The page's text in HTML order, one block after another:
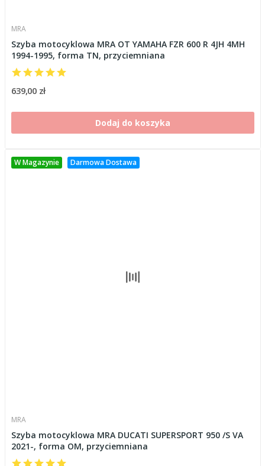
MRA
Szyba motocyklowa MRA OT YAMAHA FZR 600 R 4JH 4MH
1994-1995, forma TN, przyciemniana
639,00 zł
Dodaj do koszyka
W Magazynie Darmowa Dostawa
MRA
Szyba motocyklowa MRA DUCATI SUPERSPORT 950 /S VA
2021-, forma OM, przyciemniana